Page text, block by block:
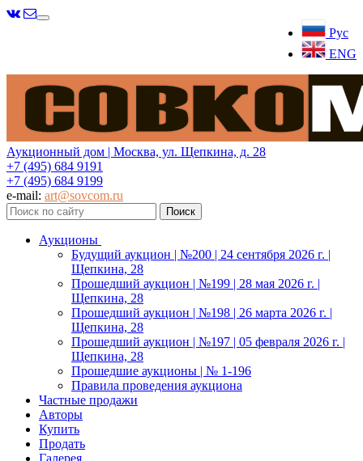
Рус
ENG
Меню
Аукционный дом | Москва, ул. Щепкина, д. 28
+7 (495) 684 9191
+7 (495) 684 9199
e-mail: art@sovcom.ru
Аукционы
Будущий аукцион | №200 | 24 сентября 2026 г. |
Щепкина, 28
Прошедший аукцион | №199 | 28 мая 2026 г. |
Щепкина, 28
Прошедший аукцион | №198 | 26 марта 2026 г. |
Щепкина, 28
Прошедший аукцион | №197 | 05 февраля 2026 г. |
Щепкина, 28
Прошедшие аукционы | № 1-196
Правила проведения аукциона
Частные продажи
Авторы
Купить
Продать
Галерея